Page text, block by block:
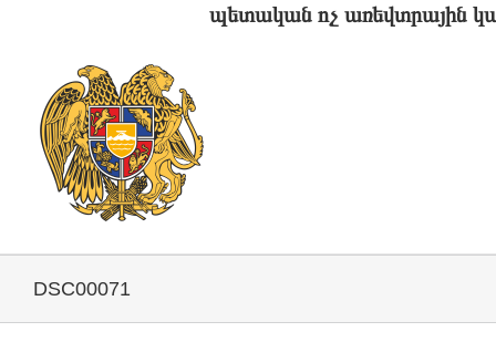
պետական ոչ առեվտրային
DSC00071